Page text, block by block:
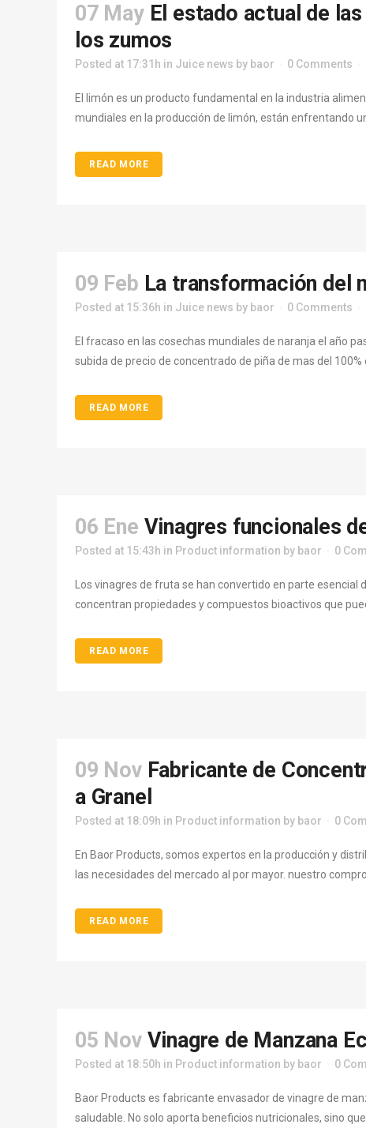
07 May El estado actual de
los zumos
Posted at 17:31h in Juice news by baor 0 Comments
El limón es un producto fundamental en la industria
mundiales en la producción de limón, están enfrentando
READ MORE
09 Feb La transformación del
Posted at 15:36h in Juice news by baor 0 Comments
El fracaso en las cosechas mundiales de naranja el año
subida de precio de concentrado de piña de mas del 100%
READ MORE
06 Ene Vinagres funcionales
Posted at 15:43h in Product information by baor 0
Los vinagres de fruta se han convertido en parte
concentran propiedades y compuestos bioactivos que
READ MORE
09 Nov Fabricante de
a Granel
Posted at 18:09h in Product information by baor 0
En Baor Products, somos expertos en la producción y
las necesidades del mercado al por mayor. nuestro
READ MORE
05 Nov Vinagre de Manzana
Posted at 18:50h in Product information by baor 0
Baor Products es fabricante envasador de vinagre de
saludable. No solo aporta beneficios nutricionales, sino